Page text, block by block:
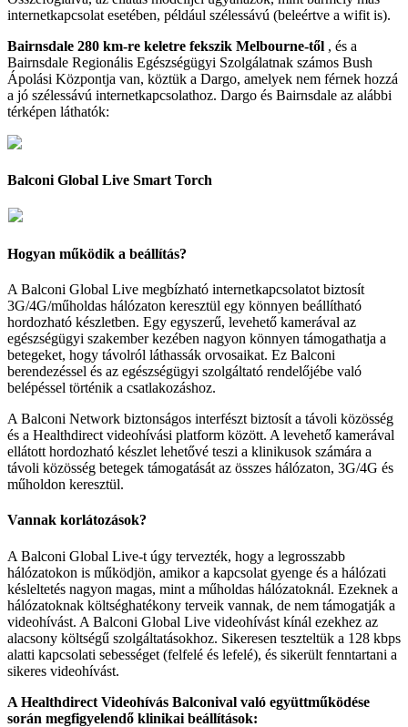
internetkapcsolat esetében, például szélessávú (beleértve a wifit is).
Bairnsdale 280 km-re keletre fekszik Melbourne-től , és a
Bairnsdale Regionális Egészségügyi Szolgálatnak számos Bush
Ápolási Központja van, köztük a Dargo, amelyek nem férnek hozzá
a jó szélessávú internetkapcsolathoz. Dargo és Bairnsdale az alábbi
térképen láthatók:
Balconi Global Live Smart Torch
Hogyan működik a beállítás?
A Balconi Global Live megbízható internetkapcsolatot biztosít
3G/4G/műholdas hálózaton keresztül egy könnyen beállítható
hordozható készletben. Egy egyszerű, levehető kamerával az
egészségügyi szakember kezében nagyon könnyen támogathatja a
betegeket, hogy távolról láthassák orvosaikat. Ez Balconi
berendezéssel és az egészségügyi szolgáltató rendelőjébe való
belépéssel történik a csatlakozáshoz.
A Balconi Network biztonságos interfészt biztosít a távoli közösség
és a Healthdirect videohívási platform között. A levehető kamerával
ellátott hordozható készlet lehetővé teszi a klinikusok számára a
távoli közösség betegek támogatását az összes hálózaton, 3G/4G és
műholdon keresztül.
Vannak korlátozások?
A Balconi Global Live-t úgy tervezték, hogy a legrosszabb
hálózatokon is működjön, amikor a kapcsolat gyenge és a hálózati
késleltetés nagyon magas, mint a műholdas hálózatoknál. Ezeknek a
hálózatoknak költséghatékony terveik vannak, de nem támogatják a
videohívást. A Balconi Global Live videohívást kínál ezekhez az
alacsony költségű szolgáltatásokhoz. Sikeresen teszteltük a 128 kbps
alatti kapcsolati sebességet (felfelé és lefelé), és sikerült fenntartani a
sikeres videohívást.
A Healthdirect Videohívás Balconival való együttműködése
során megfigyelendő klinikai beállítások: